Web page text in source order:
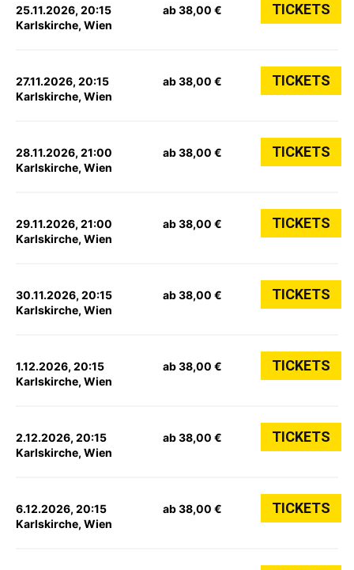
25.11.2026, 20:15
Karlskirche, Wien
ab 38,00 € TICKETS
27.11.2026, 20:15
Karlskirche, Wien
ab 38,00 € TICKETS
28.11.2026, 21:00
Karlskirche, Wien
ab 38,00 € TICKETS
29.11.2026, 21:00
Karlskirche, Wien
ab 38,00 € TICKETS
30.11.2026, 20:15
Karlskirche, Wien
ab 38,00 € TICKETS
1.12.2026, 20:15
Karlskirche, Wien
ab 38,00 € TICKETS
2.12.2026, 20:15
Karlskirche, Wien
ab 38,00 € TICKETS
6.12.2026, 20:15
Karlskirche, Wien
ab 38,00 € TICKETS